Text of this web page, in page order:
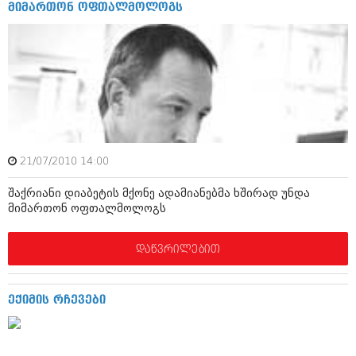
ოქტომბერი 2017 (231)
სექტემბერი 2017 (261)
აგვისტო 2017 (212)
ივლისი 2017 (233)
ივნისი 2017 (265)
მაისი 2017 (216)
აპრილი 2017 (220)
მარტი 2017 (212)
თებერვალი 2017 (205)
იანვარი 2017 (246)
დეკემბერი 2016 (207)
ნოემბერი 2016 (207)
აგვისტო 2016 (258)
ივნისი 2016 (221)
მაისი 2016 (261)
მიმართონ ოფთალმოლოგს
21/07/2010 14:00
შაქრიანი დიაბეტის მქონე ადამიანებმა ხშირად უნდა
მიმართონ ოფთალმოლოგს
დაწვრილებით
ექიმის რჩევები